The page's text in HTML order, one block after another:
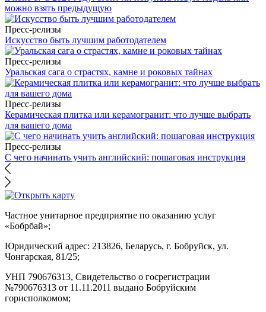
можно взять предыдущую
Пресс-релизы
Искусство быть лучшим работодателем
Пресс-релизы
Уральская сага о страстях, камне и роковых тайнах
Пресс-релизы
Керамическая плитка или керамогранит: что лучше выбрать
для вашего дома
Пресс-релизы
С чего начинать учить английский: пошаговая инструкция
Частное унитарное предприятие по оказанию услуг
«Бобрбай»;
Юридический адрес: 213826, Беларусь, г. Бобруйск, ул.
Чонгарская, 81/25;
УНП 790676313, Свидетельство о госрегистрации
№790676313 от 11.11.2011 выдано Бобруйским
горисполкомом;